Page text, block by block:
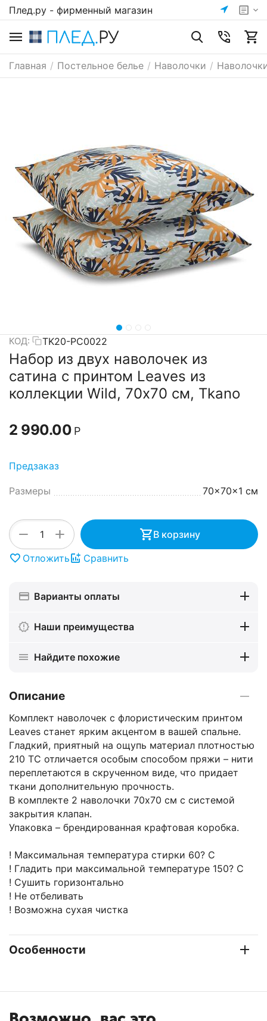
Плед.ру - фирменный магазин
Главная / Постельное белье / Наволочки /
КОД: TK20-PC0022
Набор из двух наволочек из
сатина с принтом Leaves из
коллекции Wild, 70х70 см, Tkano
2 990.00 Р
Предзаказ
Размеры 70x70x1 см
+
−
В корзину
Отложить
Сравнить
Варианты оплаты
Наши преимущества
Найдите похожие
Описание
Комплект наволочек с флористическим принтом
Leaves станет ярким акцентом в вашей спальне.
Гладкий, приятный на ощупь материал плотностью
210 ТС отличается особым способом пряжи – нити
переплетаются в скрученном виде, что придает
ткани дополнительную прочность.
В комплекте 2 наволочки 70х70 см с системой
закрытия клапан.
Упаковка – брендированная крафтовая коробка.
! Максимальная температура стирки 60? C
! Гладить при максимальной температуре 150? C
! Сушить горизонтально
! Не отбеливать
! Возможна сухая чистка
Особенности